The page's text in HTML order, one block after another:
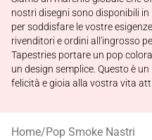
nostri disegni sono disponibili
per soddisfare le vostre
rivenditori e ordini all'ingrosso
Tapestries portare un pop
un design semplice. Questo è
felicità e gioia alla vostra vita
Home/Pop Smoke Nastri